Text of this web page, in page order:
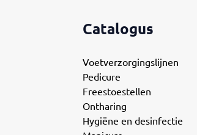
Catalogus
Voetverzorgingslijnen
Pedicure
Freestoestellen
Ontharing
Hygiëne en desinfectie